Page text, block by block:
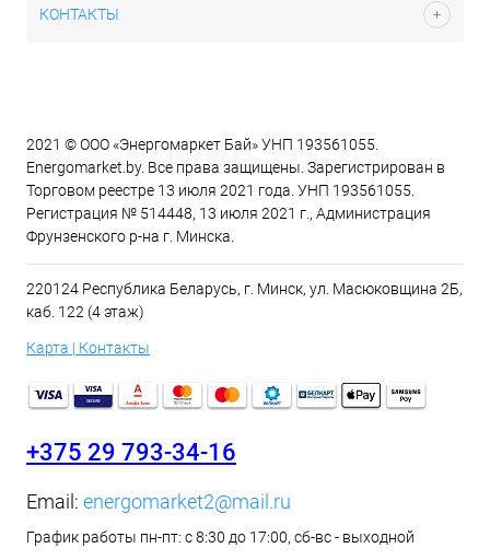
КОНТАКТЫ
2021 © ООО «Энергомаркет Бай» УНП 193561055.
Energomarket.by. Все права защищены. Зарегистрирован в
Торговом реестре 13 июля 2021 года. УНП 193561055.
Регистрация № 514448, 13 июля 2021 г., Администрация
Фрунзенского р-на г. Минска.
220124 Республика Беларусь, г. Минск, ул. Масюковщина 2Б,
каб. 122 (4 этаж)
Карта | Контакты
+375 29 793-34-16
Email: energomarket2@mail.ru
График работы пн-пт: с 8:30 до 17:00, сб-вс - выходной